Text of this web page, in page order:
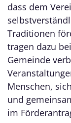
dass dem
Traditionen
tragen dazu
Gemeinde
Menschen,
und
im